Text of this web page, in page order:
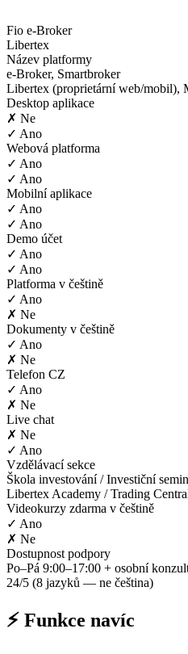
Fio e-Broker
Libertex
Název platformy
e-Broker, Smartbroker
Libertex (proprietární web/mobil),
Desktop aplikace
✗ Ne
✓ Ano
Webová platforma
✓ Ano
✓ Ano
Mobilní aplikace
✓ Ano
✓ Ano
Demo účet
✓ Ano
✓ Ano
Platforma v češtině
✓ Ano
✗ Ne
Dokumenty v češtině
✓ Ano
✗ Ne
Telefon CZ
✓ Ano
✗ Ne
Live chat
✗ Ne
✓ Ano
Vzdělávací sekce
Škola investování / Investiční
Libertex Academy / Trading
Videokurzy zdarma v češtině
✓ Ano
✗ Ne
Dostupnost podpory
Po–Pá 9:00–17:00 + osobní
24/5 (8 jazyků — ne čeština)
⚡ Funkce navíc